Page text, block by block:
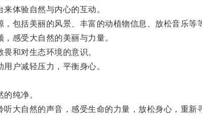
体验自然与内心的互动。
括美丽的风景、丰富的动植物信息、放松音乐等
感受大自然的美丽与力量。
和对生态环境的意识。
户减轻压力，平衡身心。
纯净。
自然的声音，感受生命的力量，放松身心，重新